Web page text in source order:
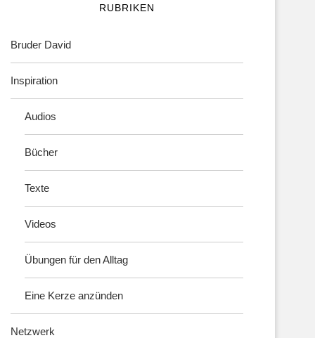
RUBRIKEN
Bruder David
Inspiration
Audios
Bücher
Texte
Videos
Übungen für den Alltag
Eine Kerze anzünden
Netzwerk